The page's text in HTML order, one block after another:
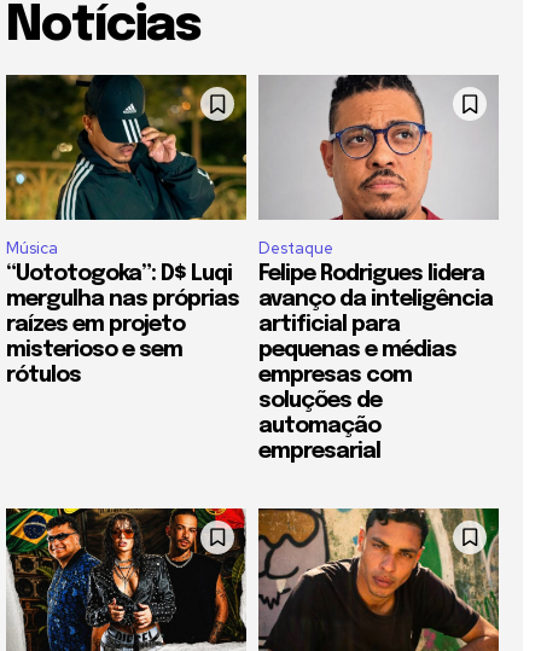
Notícias
Música
“Uototogoka”: D$ Luqi
mergulha nas próprias
raízes em projeto
misterioso e sem
rótulos
Destaque
Felipe Rodrigues lidera
avanço da inteligência
artificial para
pequenas e médias
empresas com
soluções de
automação
empresarial